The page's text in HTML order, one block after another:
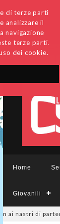
di terze parti
analizzare il
navigazione
terze parti.
dei cookie.
Home
Giovanili
di partenza: